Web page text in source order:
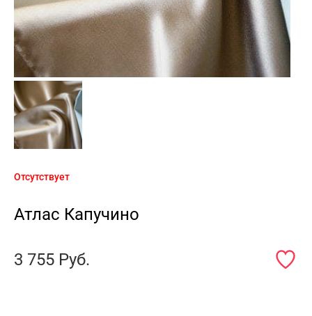
Отсутствует
Атлас Капучино
3 755 Руб.